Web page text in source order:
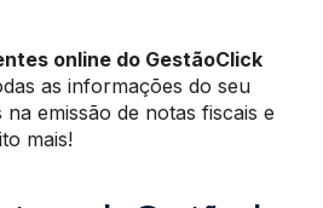
online do GestãoClick
as informações do seu
emissão de notas fiscais e
mais!